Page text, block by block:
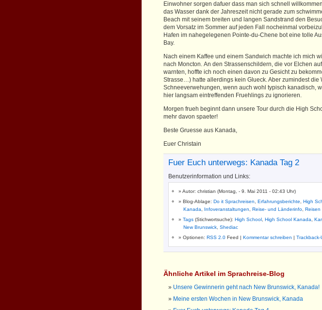
Einwohner sorgen dafuer dass man sich schnell
das Wasser dank der Jahreszeit nicht gerade zum
Beach mit seinem breiten und langen Sandstrand den
dem Vorsatz im Sommer auf jeden Fall nocheinmal
Hafen im nahegelegenen Pointe-du-Chene bot eine tolle
Bay.
Nach einem Kaffee und einem Sandwich machte ich mich
nach Moncton. An den Strassenschildern, die vor Elchen
warnten, hoffte ich noch einen davon zu Gesicht zu
Strasse…) hatte allerdings kein Glueck. Aber zumindest die
Schneeverwehungen, wenn auch wohl typisch kanadisch,
hier langsam eintreffenden Fruehlings zu ignorieren.
Morgen frueh beginnt dann unsere Tour durch die High
mehr davon spaeter!
Beste Gruesse aus Kanada,
Euer Christain
Fuer Euch unterwegs: Kanada Tag 2
Benutzerinformation und Links:
Autor: christian (Montag, - 9. Mai 2011 - 02:43 Uhr)
Blog-Ablage: Do it Sprachreisen Erfahrungsberichte High
Kanada
Infoveranstaltungen Reise- und Länderinfo Reisen
Tags (Stichwortsuche): High School High School Kanada
New Brunswick Shediac
Optionen: RSS 2.0 Feed | Kommentar schreiben | Trackback-
Ähnliche Artikel im Sprachreise-Blog
Unsere Gewinnerin geht nach New Brunswick, Kanada!
Meine ersten Wochen in New Brunswick, Kanada